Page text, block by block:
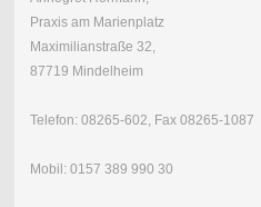
Praxis am Marienplatz
Maximilianstraße 32,
87719 Mindelheim
Telefon: 08265-602, Fax 08265-1087
Mobil: 0157 389 990 30